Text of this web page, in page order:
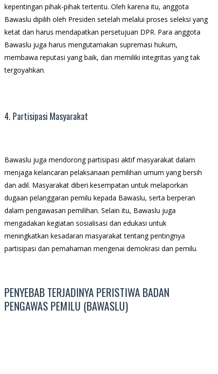
kepentingan pihak-pihak tertentu. Oleh karena itu, anggota
Bawaslu dipilih oleh Presiden setelah melalui proses seleksi yang
ketat dan harus mendapatkan persetujuan DPR. Para anggota
Bawaslu juga harus mengutamakan supremasi hukum,
membawa reputasi yang baik, dan memiliki integritas yang tak
tergoyahkan.
4. Partisipasi Masyarakat
Bawaslu juga mendorong partisipasi aktif masyarakat dalam
menjaga kelancaran pelaksanaan pemilihan umum yang bersih
dan adil. Masyarakat diberi kesempatan untuk melaporkan
dugaan pelanggaran pemilu kepada Bawaslu, serta berperan
dalam pengawasan pemilihan. Selain itu, Bawaslu juga
mengadakan kegiatan sosialisasi dan edukasi untuk
meningkatkan kesadaran masyarakat tentang pentingnya
partisipasi dan pemahaman mengenai demokrasi dan pemilu.
PENYEBAB TERJADINYA PERISTIWA BADAN
PENGAWAS PEMILU (BAWASLU)